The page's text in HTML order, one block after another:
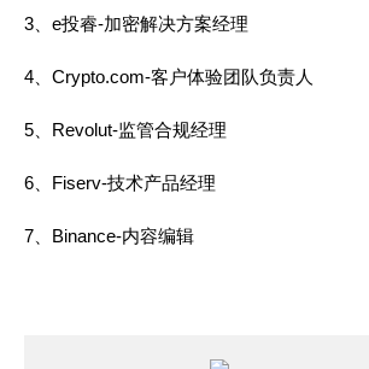
3、e投睿-加密解决方案经理
4、Crypto.com-客户体验团队负责人
5、Revolut-监管合规经理
6、Fiserv-技术产品经理
7、Binance-内容编辑